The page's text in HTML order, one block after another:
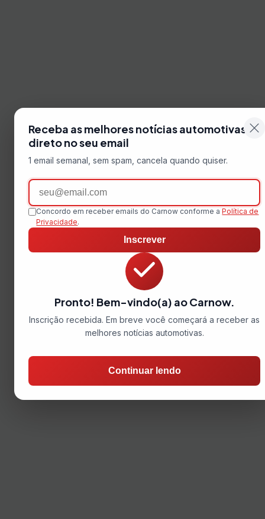
Receba as melhores notícias automotivas
direto no seu email
1 email semanal, sem spam, cancela quando quiser.
Email
Concordo em receber emails do Carnow conforme aPolítica de
Privacidade.
Inscrever
Pronto! Bem-vindo(a) ao Carnow.
Inscrição recebida. Em breve você começará a receber as
melhores notícias automotivas.
Continuar lendo